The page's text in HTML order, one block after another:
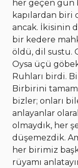
her geçen gün
kapılardan
ancak. İkisinin
bir kedere
öldü, dil sustu.
Oysa üçü
Ruhları birdi.
Birbirini
bizler; onları
anlayanlar
olmaydık, her
düşemezdik.
her birimiz
rüyamı